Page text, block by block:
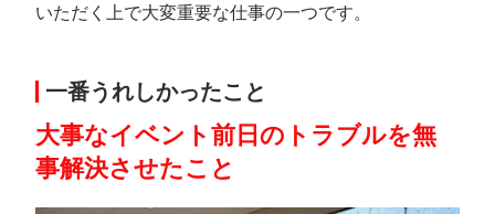
いただく上で大変重要な仕事の一つです。
一番うれしかったこと
大事なイベント前日のトラブルを無
事解決させたこと